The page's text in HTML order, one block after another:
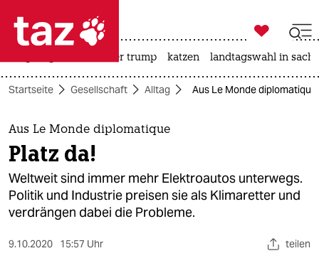
 taz zahl ich
taz zahl ich
themen
politik
öko
gesellschaft

taz zahl ich
usa unter trump katzen landtagswahl in
Startseite Gesellschaft Alltag Aus Le Monde
Aus Le Monde diplomatique
Platz da!
Weltweit sind immer mehr Elektroautos unterwegs.
Politik und Industrie preisen sie als Klimaretter und
verdrängen dabei die Probleme.
9.10.2020 15:57 Uhr teilen